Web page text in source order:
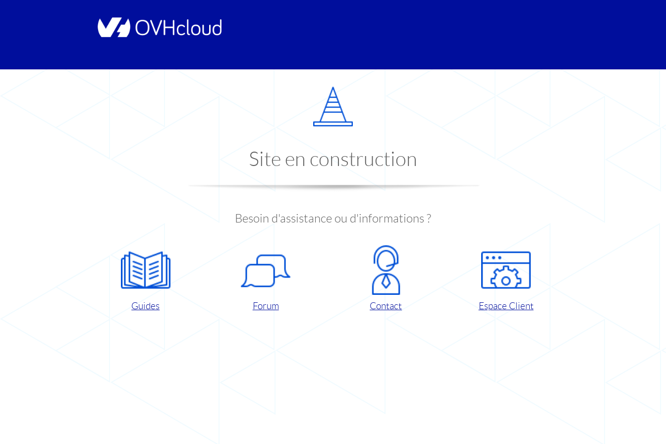
Site en construction
Besoin d'assistance ou d'informations ?
Guides Forum Contact Espace Client